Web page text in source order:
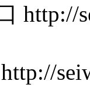
http://